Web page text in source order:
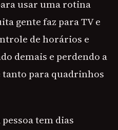
usar uma rotina
gente faz para TV e
de horários e
demais e perdendo a
para quadrinhos
tem dias